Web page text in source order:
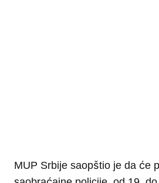
MUP Srbije saopštio je da će